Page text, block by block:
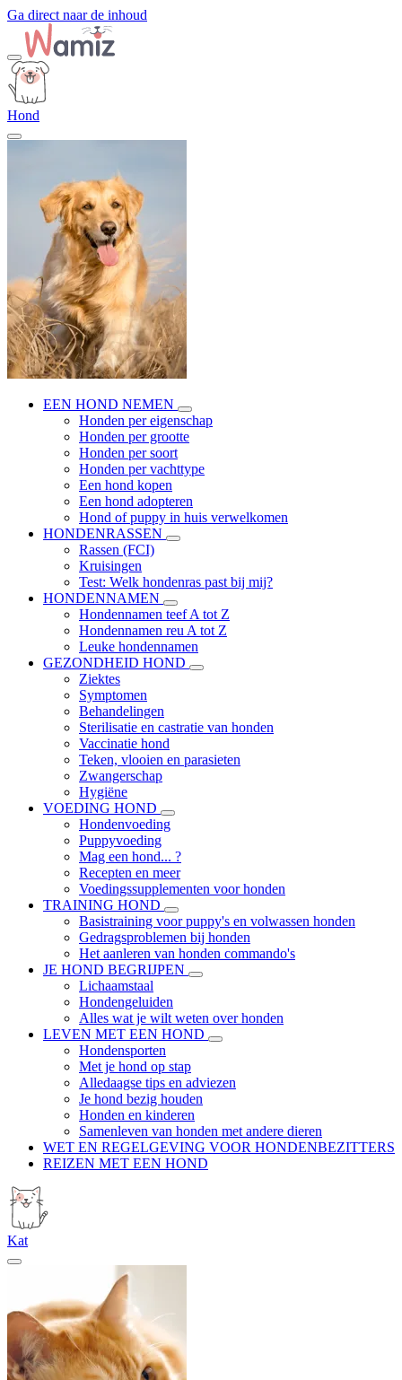
Ga direct naar de inhoud
Hond
EEN HOND NEMEN
Honden per eigenschap
Honden per grootte
Honden per soort
Honden per vachttype
Een hond kopen
Een hond adopteren
Hond of puppy in huis verwelkomen
HONDENRASSEN
Rassen (FCI)
Kruisingen
Test: Welk hondenras past bij mij?
HONDENNAMEN
Hondennamen teef A tot Z
Hondennamen reu A tot Z
Leuke hondennamen
GEZONDHEID HOND
Ziektes
Symptomen
Behandelingen
Sterilisatie en castratie van honden
Vaccinatie hond
Teken, vlooien en parasieten
Zwangerschap
Hygiëne
VOEDING HOND
Hondenvoeding
Puppyvoeding
Mag een hond... ?
Recepten en meer
Voedingssupplementen voor honden
TRAINING HOND
Basistraining voor puppy's en volwassen honden
Gedragsproblemen bij honden
Het aanleren van honden commando's
JE HOND BEGRIJPEN
Lichaamstaal
Hondengeluiden
Alles wat je wilt weten over honden
LEVEN MET EEN HOND
Hondensporten
Met je hond op stap
Alledaagse tips en adviezen
Je hond bezig houden
Honden en kinderen
Samenleven van honden met andere dieren
WET EN REGELGEVING VOOR HONDENBEZITTERS
REIZEN MET EEN HOND
Kat